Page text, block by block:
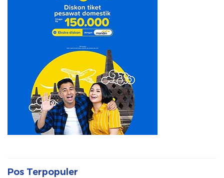
Pos Terpopuler